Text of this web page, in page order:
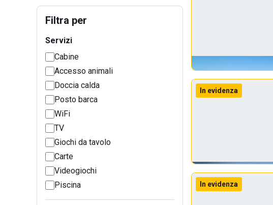
Filtra per
Servizi
Cabine
Accesso animali
Doccia calda
Posto barca
WiFi
TV
Giochi da tavolo
Carte
Videogiochi
Piscina
In evidenza
In evidenza